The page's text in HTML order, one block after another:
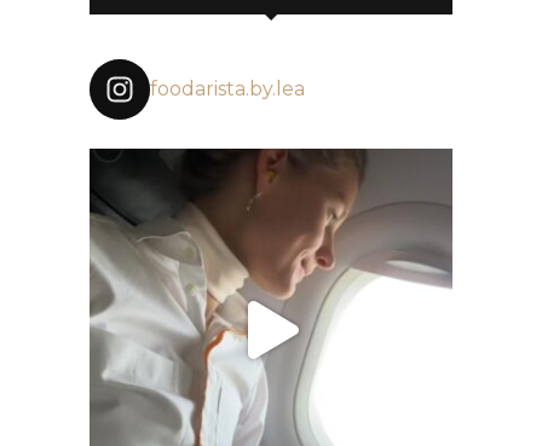
foodarista.by.lea